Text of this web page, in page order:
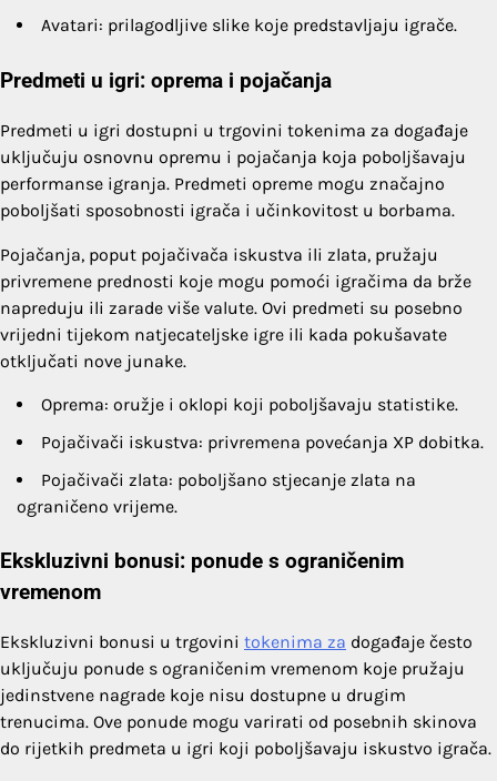
Avatari: prilagodljive slike koje predstavljaju igrače.
Predmeti u igri: oprema i pojačanja
Predmeti u igri dostupni u trgovini tokenima za događaje
uključuju osnovnu opremu i pojačanja koja poboljšavaju
performanse igranja. Predmeti opreme mogu značajno
poboljšati sposobnosti igrača i učinkovitost u borbama.
Pojačanja, poput pojačivača iskustva ili zlata, pružaju
privremene prednosti koje mogu pomoći igračima da brže
napreduju ili zarade više valute. Ovi predmeti su posebno
vrijedni tijekom natjecateljske igre ili kada pokušavate
otključati nove junake.
Oprema: oružje i oklopi koji poboljšavaju statistike.
Pojačivači iskustva: privremena povećanja XP dobitka.
Pojačivači zlata: poboljšano stjecanje zlata na
ograničeno vrijeme.
Ekskluzivni bonusi: ponude s ograničenim
vremenom
Ekskluzivni bonusi u trgovini tokenima za događaje često
uključuju ponude s ograničenim vremenom koje pružaju
jedinstvene nagrade koje nisu dostupne u drugim
trenucima. Ove ponude mogu varirati od posebnih skinova
do rijetkih predmeta u igri koji poboljšavaju iskustvo igrača.